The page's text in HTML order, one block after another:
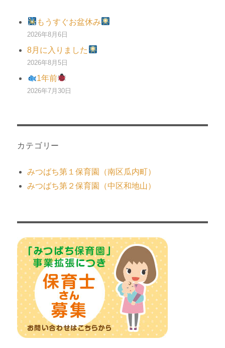
もうすぐお盆休み
2026年8月6日
8月に入りました
2026年8月5日
1年前
2026年7月30日
カテゴリー
みつばち第１保育園（南区瓜内町）
みつばち第２保育園（中区和地山）